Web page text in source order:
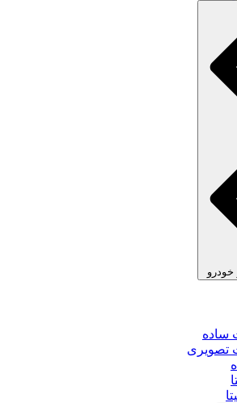
خودرو
ساده
تصویری